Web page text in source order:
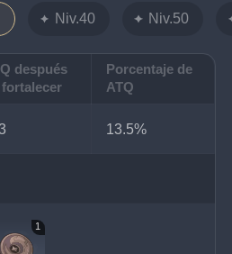
Niv.40 Niv.50
después
fortalecer
Porcentaje de
ATQ
13.5%
1